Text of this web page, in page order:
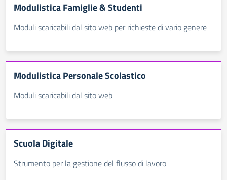
Modulistica Famiglie & Studenti
Moduli scaricabili dal sito web per richieste di vario genere
Modulistica Personale Scolastico
Moduli scaricabili dal sito web
Scuola Digitale
Strumento per la gestione del flusso di lavoro